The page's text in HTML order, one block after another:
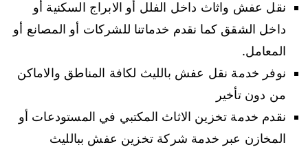
نقل عفش واثاث داخل الفلل أو الابراج السكنية أو
داخل الشقق كما نقدم خدماتنا للشركات أو المصانع أو
المعامل.
نوفر خدمة نقل عفش بالليث لكافة المناطق والاماكن
من دون تأخير
نقدم خدمة تخزين الاثاث المكتبي في المستودعات أو
المخازن عبر خدمة شركة تخزين عفش ببالليث